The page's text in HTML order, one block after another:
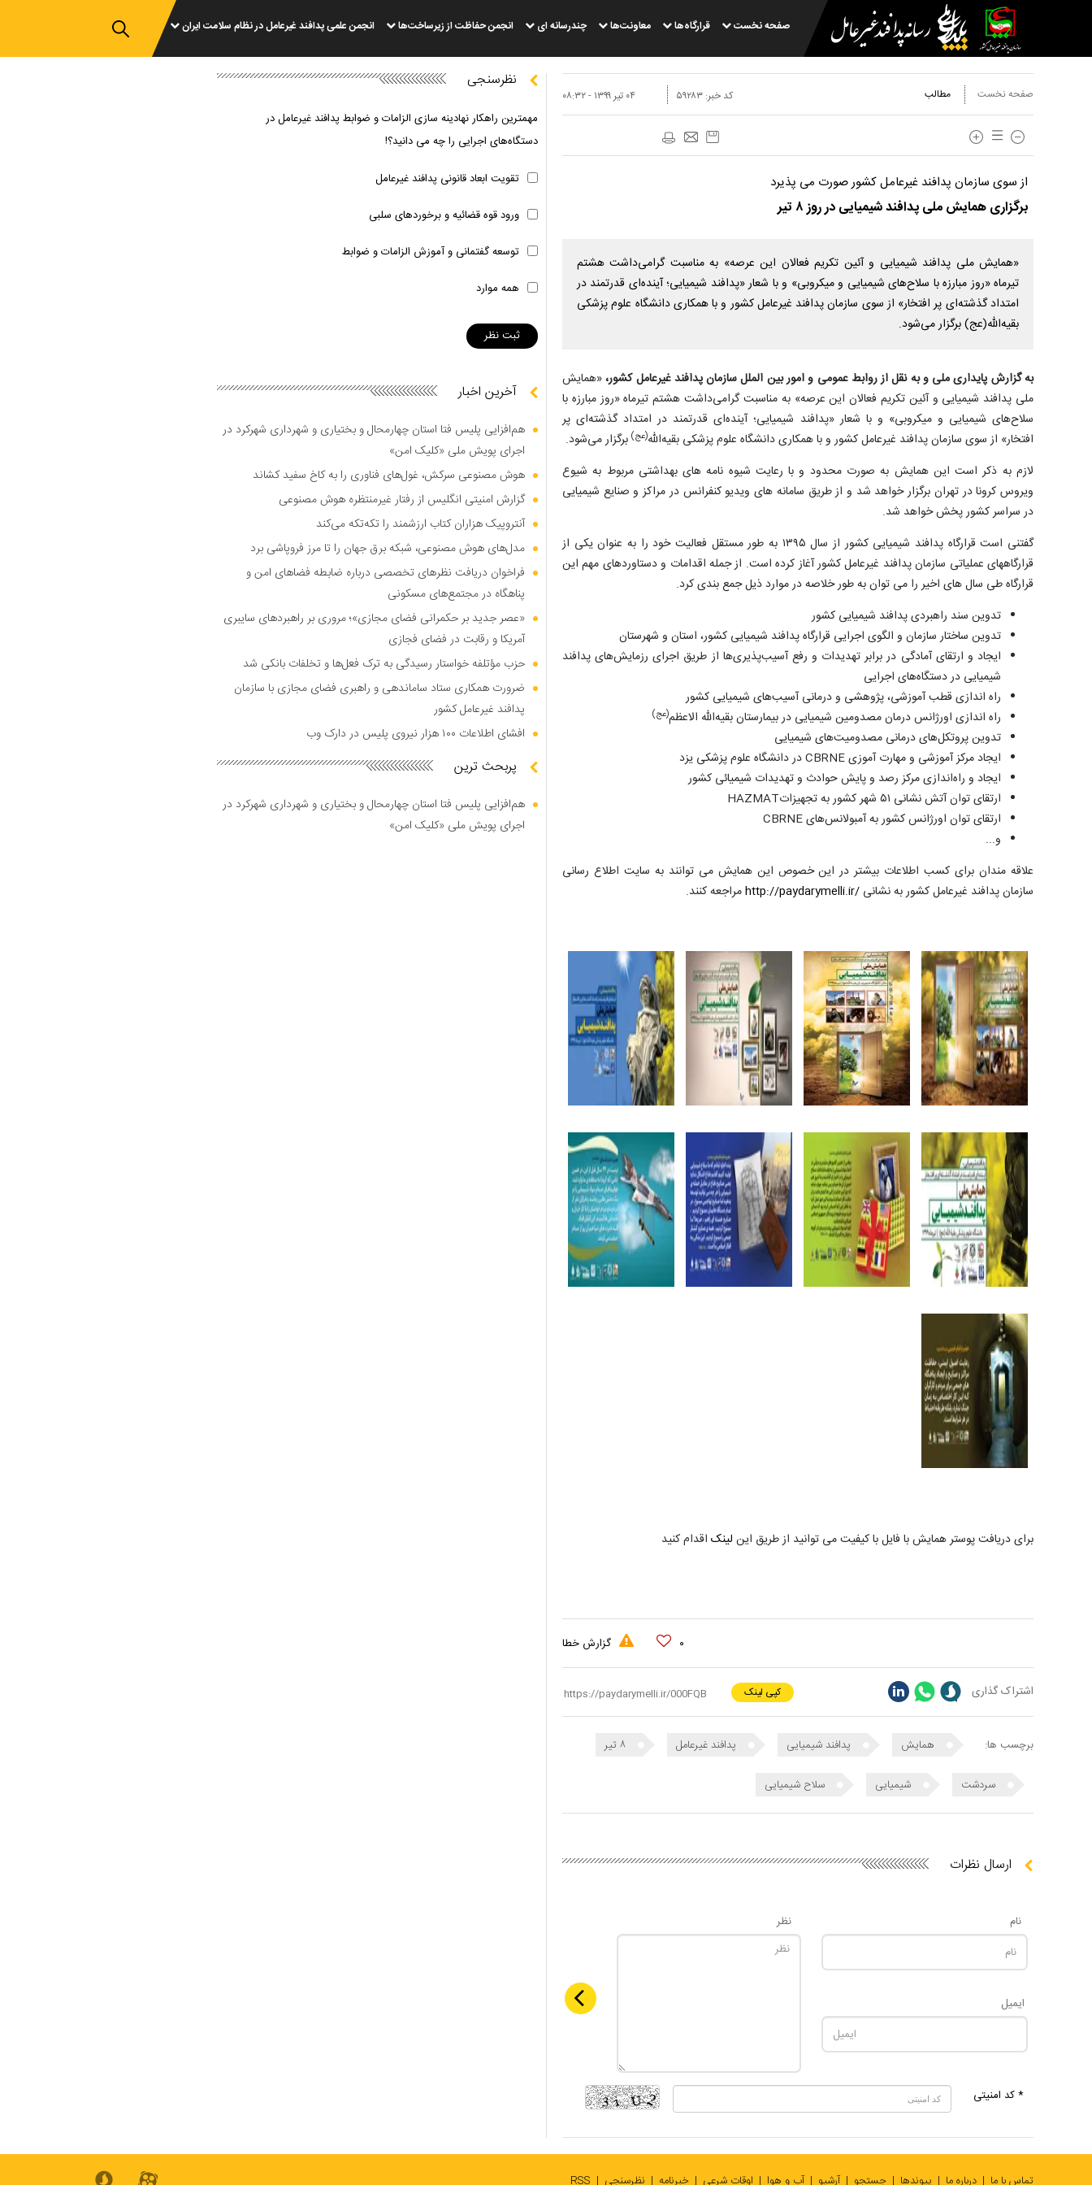
صفحه نخست قرارگاه‌ها معاونت‌ها چندرسانه ای انجمن حفاظت از زیرساخت‌ها انجمن علمی پدافند غیرعامل در نظام سلامت ایران
صفحه نخست مطالب ۰۴ تير ۱۳۹۹ - ۰۸:۳۲ کد خبر: ۵۹۲۸۳
از سوی سازمان پدافند غیرعامل کشور صورت می پذیرد
برگزاری همایش ملی پدافند شیمیایی در روز ۸ تیر
«همایش ملی پدافند شیمیایی و آئین تکریم فعالان این عرصه» به مناسبت گرامی‌داشت هشتم
تیرماه «روز مبارزه با سلاح‌های شیمیایی و میکروبی» و با شعار «پدافند شیمیایی؛ آینده‌ای قدرتمند در
امتداد گذشته‌ای پر افتخار» از سوی سازمان پدافند غیرعامل کشور و با همکاری دانشگاه علوم پزشکی
بقیه‌الله(عج) برگزار می‌شود.
به گزارش پایداری ملی و به نقل از روابط عمومی و امور بین الملل سازمان پدافند غیرعامل کشور،«همایش
ملی پدافند شیمیایی و آئین تکریم فعالان این عرصه» به مناسبت گرامی‌داشت هشتم تیرماه «روز مبارزه با
سلاح‌های شیمیایی و میکروبی» و با شعار «پدافند شیمیایی؛ آینده‌ای قدرتمند در امتداد گذشته‌ای پر
افتخار» از سوی سازمان پدافند غیرعامل کشور و با همکاری دانشگاه علوم پزشکی بقیه‌الله(عج) برگزار می‌شود.
لازم به ذکر است این همایش به صورت محدود و با رعایت شیوه نامه­ های بهداشتی مربوط به شیوع
ویروس کرونا در تهران برگزار خواهد شد و از طریق سامانه های ویدیو کنفرانس در مراکز و صنایع شیمیایی
در سراسر کشور پخش خواهد شد.
گفتنی است قرارگاه پدافند شیمیایی کشور از سال ۱۳۹۵ به طور مستقل فعالیت خود را به عنوان یکی از
قرارگاه­های عملیاتی سازمان پدافند غیرعامل کشور آغاز کرده است. از جمله اقدامات و دستاوردهای مهم این
قرارگاه طی سال های اخیر را می توان به طور خلاصه در موارد ذیل جمع بندی کرد.
تدوین سند راهبردی پدافند شیمیایی کشور
تدوین ساختار سازمان و الگوی اجرایی قرارگاه پدافند شیمیایی کشور، استان و شهرستان
ایجاد و ارتقای آمادگی در برابر تهدیدات و رفع آسیب‌پذیری‌ها از طریق اجرای رزمایش‌های پدافند
شیمیایی در دستگاه‌های اجرایی
راه اندازی قطب آموزشی، پژوهشی و درمانی آسیب‌های شیمیایی کشور
راه اندازی اورژانس درمان مصدومین شیمیایی در بیمارستان بقیه‌الله الاعظم(عج)
تدوین پروتکل‌های درمانی مصدومیت‌های شیمیایی
ایجاد مرکز آموزشی و مهارت آموزیCBRNEدر دانشگاه علوم پزشکی یزد
ایجاد و راه‌اندازی مرکز رصد و پایش حوادث و تهدیدات شیمیائی کشور
ارتقای توان آتش نشانی ۵۱ شهر کشور به تجهیزات
HAZMAT
ارتقای توان اورژانس کشور به آمبولانس‌هایCBRNE
و...
علاقه مندان برای کسب اطلاعات بیشتر در این خصوص این همایش می توانند به سایت اطلاع ­رسانی
سازمان پدافند غیرعامل کشور به نشانی http://paydarymelli.ir/مراجعه کنند.
برای دریافت پوستر همایش با فایل با کیفیت می توانید از طریق این لینک اقدام کنید
۰ گزارش خطا
اشتراک گذاری کپی لینک
برچسب ها: همایش پدافند شیمیایی پدافند غیرعامل
سردشت شیمیایی سلاح شیمیایی
ارسال نظرات
نام
ایمیل
نظر
* کد امنیتی
نظرسنجی
مهمترین راهکار نهادینه سازی الزامات و ضوابط پدافند غیرعامل در
دستگاه‌های اجرایی را چه می دانید؟!
تقویت ابعاد قانونی پدافند غیرعامل
ورود قوه قضائیه و برخوردهای سلبی
توسعه گفتمانی و آموزش الزامات و ضوابط
همه موارد
آخرین اخبار
هم‌افزایی پلیس فتا استان چهارمحال و بختیاری و شهرداری شهرکرد در
اجرای پویش ملی «کلیک امن»
هوش مصنوعی سرکش، غول‌های فناوری را به کاخ سفید کشاند
گزارش امنیتی انگلیس از رفتار غیرمنتظره هوش مصنوعی
آنتروپیک هزاران کتاب ارزشمند را تکه‌تکه می‌کند
مدل‌های هوش مصنوعی، شبکه برق جهان را تا مرز فروپاشی برد
فراخوان دریافت نظر‌های تخصصی درباره ضابطه فضا‌های امن و
پناهگاه در مجتمع‌های مسکونی
«عصر جدید بر حکمرانی فضای مجازی»؛ مروری بر راهبرد‌های سایبری
آمریکا و رقابت در فضای فجازی
حزب مؤتلفه خواستار رسیدگی به ترک فعل‌ها و تخلفات بانکی شد
ضرورت همکاری ستاد ساماندهی و راهبری فضای مجازی با سازمان
پدافند غیرعامل کشور
افشای اطلاعات ۱۰۰ هزار نیروی پلیس در دارک وب
پربحث ترین
هم‌افزایی پلیس فتا استان چهارمحال و بختیاری و شهرداری شهرکرد در
اجرای پویش ملی «کلیک امن»
تماس با ما درباره ما پیوندها جستجو آرشیو آب و هوا اوقات شرعی خبرنامه نظرسنجی RSS